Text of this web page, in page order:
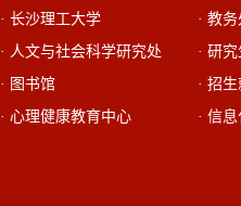
· 长沙理工大学
· 教务
· 人文与社会科学研究处
· 研
· 图书馆
· 招
· 心理健康教育中心
· 信